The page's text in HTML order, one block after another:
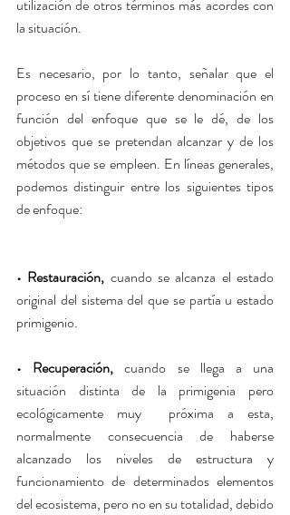
utilización de otros términos más acordes con
la situación.
Es necesario, por lo tanto, señalar que el
proceso en sí tiene diferente denominación en
función del enfoque que se le dé, de los
objetivos que se pretendan alcanzar y de los
métodos que se empleen. En líneas generales,
podemos distinguir entre los siguientes tipos
de enfoque:
• Restauración, cuando se alcanza el estado
original del sistema del que se partía u estado
primigenio.
• Recuperación, cuando se llega a una
situación distinta de la primigenia pero
ecológicamente muy  próxima a esta,
normalmente consecuencia de haberse
alcanzado los niveles de estructura y
funcionamiento de determinados elementos
del ecosistema, pero no en su totalidad, debido
Powered by
InnoTech Apps